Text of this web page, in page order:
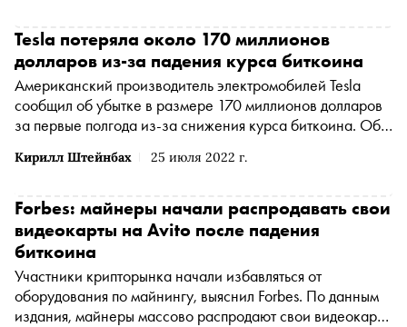
Кирилл Штейнбах 25 июля 2022 г.
Tesla потеряла около 170 миллионов
долларов из-за падения курса биткоина
Американский производитель электромобилей Tesla
сообщил об убытке в размере 170 миллионов долларов
за первые полгода из-за снижения курса биткоина. Об
второй квартал этого года для Комиссии по ценным
Forbes: майнеры начали распродавать свои
видеокарты на Avito после падения
биткоина
Участники крипторынка начали избавляться от
оборудования по майнингу, выяснил Forbes. По данным
издания, майнеры массово распродают свои видеокарты